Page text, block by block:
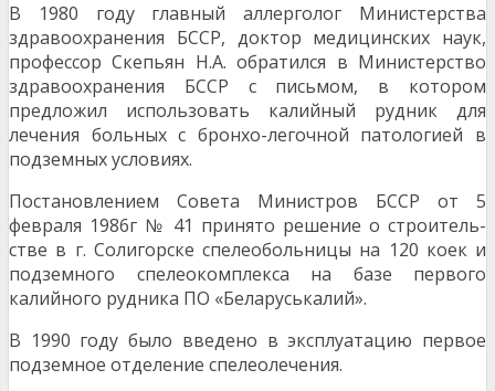
В 1980 году главный аллерголог Министерства
здравоохранения БССР, доктор медицинских наук,
профессор Скепьян Н.А. обратился в Министерство
здравоохранения БССР с письмом, в котором
предложил использовать калийный рудник для
лечения больных с бронхо-легочной патологией в
подземных условиях.
Постановлением Совета Министров БССР от 5
февраля 1986г № 41 принято решение о строитель­
стве в г. Солигорске спелеобольницы на 120 коек и
подземного спелеокомплекса на базе первого
калийного рудника ПО «Беларуськалий».
В 1990 году было введено в эксплуатацию первое
подземное отделение спелеолечения.